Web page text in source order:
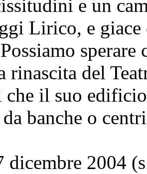
e un
Lirico, e
sperare
rinascita del
che il suo
banche o
dicembre 2004